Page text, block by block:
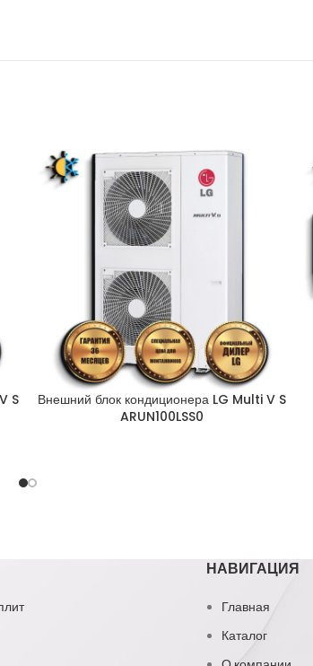
S
Внешний блок кондиционера LG Multi V S
ARUN100LSS0
НАВИГАЦИЯ
Главная
Каталог